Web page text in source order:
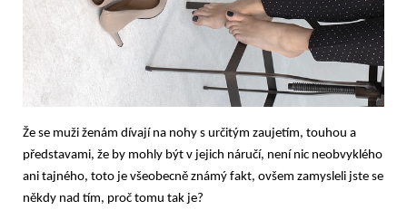
Že se muži ženám dívají na nohy s určitým zaujetím, touhou a
představami, že by mohly být v jejich náručí, není nic neobvyklého
ani tajného, toto je všeobecně známý fakt, ovšem zamysleli jste se
někdy nad tím, proč tomu tak je?